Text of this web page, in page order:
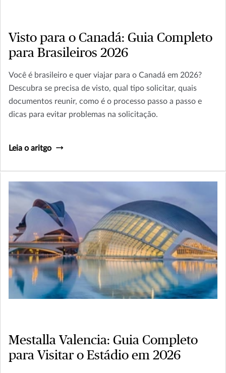
Visto para o Canadá: Guia Completo
para Brasileiros 2026
Você é brasileiro e quer viajar para o Canadá em 2026?
Descubra se precisa de visto, qual tipo solicitar, quais
documentos reunir, como é o processo passo a passo e
dicas para evitar problemas na solicitação.
Leia o aritgo
Mestalla Valencia: Guia Completo
para Visitar o Estádio em 2026